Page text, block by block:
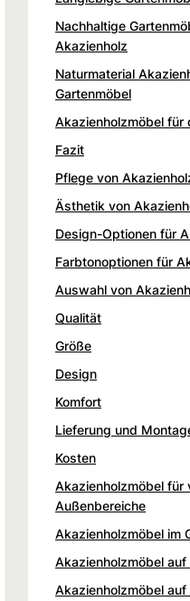
Nachhaltige
Akazienholz
Naturmaterial
Gartenmöbel
Akazienholzmöbel für
Fazit
Pflege von
Ästhetik von
Design-Optionen für
Farbtonoptionen für
Auswahl von
Qualität
Größe
Design
Komfort
Lieferung und
Kosten
Akazienholzmöbel für
Außenbereiche
Akazienholzmöbel im
Akazienholzmöbel
Akazienholzmöbel auf